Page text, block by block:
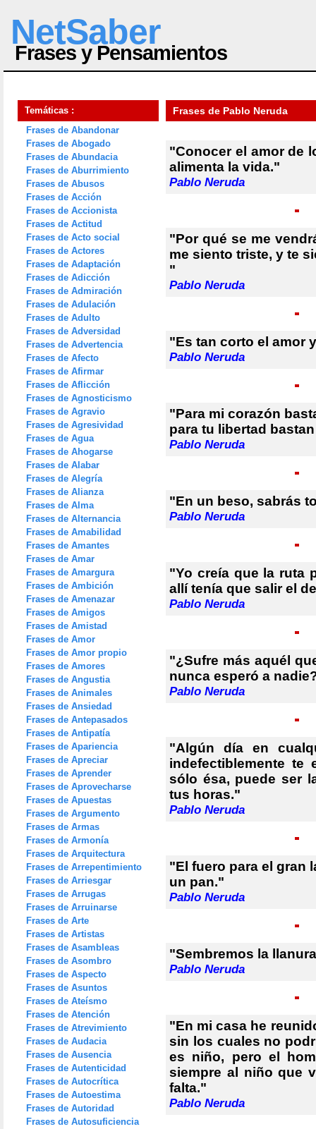
NetSaber
Frases y Pensamientos
Temáticas :
Frases de Abandonar
Frases de Abogado
Frases de Abundacia
Frases de Aburrimiento
Frases de Abusos
Frases de Acción
Frases de Accionista
Frases de Actitud
Frases de Acto social
Frases de Actores
Frases de Adaptación
Frases de Adicción
Frases de Admiración
Frases de Adulación
Frases de Adulto
Frases de Adversidad
Frases de Advertencia
Frases de Afecto
Frases de Afirmar
Frases de Aflicción
Frases de Agnosticismo
Frases de Agravio
Frases de Agresividad
Frases de Agua
Frases de Ahogarse
Frases de Alabar
Frases de Alegría
Frases de Alianza
Frases de Alma
Frases de Alternancia
Frases de Amabilidad
Frases de Amantes
Frases de Amar
Frases de Amargura
Frases de Ambición
Frases de Amenazar
Frases de Amigos
Frases de Amistad
Frases de Amor
Frases de Amor propio
Frases de Amores
Frases de Angustia
Frases de Animales
Frases de Ansiedad
Frases de Antepasados
Frases de Antipatía
Frases de Apariencia
Frases de Apreciar
Frases de Aprender
Frases de Aprovecharse
Frases de Apuestas
Frases de Argumento
Frases de Armas
Frases de Armonía
Frases de Arquitectura
Frases de Arrepentimiento
Frases de Arriesgar
Frases de Arrugas
Frases de Arruinarse
Frases de Arte
Frases de Artistas
Frases de Asambleas
Frases de Asombro
Frases de Aspecto
Frases de Asuntos
Frases de Ateísmo
Frases de Atención
Frases de Atrevimiento
Frases de Audacia
Frases de Ausencia
Frases de Autenticidad
Frases de Autocrítica
Frases de Autoestima
Frases de Autoridad
Frases de Autosuficiencia
Frases de Pablo Neruda
"Conocer el amor de
alimenta la vida."
Pablo Neruda
"Por qué se me
me siento triste, y te
"
Pablo Neruda
"Es tan corto el amor
Pablo Neruda
"Para mi corazón
para tu libertad
Pablo Neruda
"En un beso, sabrás
Pablo Neruda
"Yo creía que la ruta
allí tenía que salir el
Pablo Neruda
"¿Sufre más aquél
nunca esperó a
Pablo Neruda
"Algún día en
indefectiblemente te
sólo ésa, puede ser
tus horas."
Pablo Neruda
"El fuero para el gran
un pan."
Pablo Neruda
"Sembremos la
Pablo Neruda
"En mi casa he
sin los cuales no
es niño, pero el
siempre al niño que
falta."
Pablo Neruda